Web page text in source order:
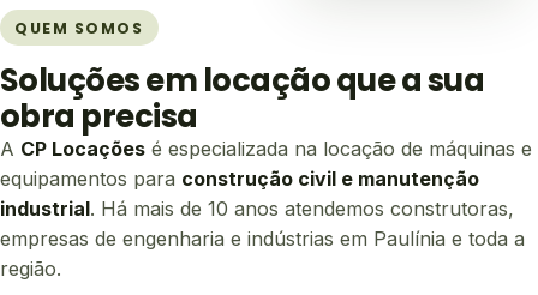
QUEM SOMOS
Soluções em locação que a sua
obra precisa
A CP Locações é especializada na locação de máquinas e
equipamentos para construção civil e manutenção
industrial. Há mais de 10 anos atendemos construtoras,
empresas de engenharia e indústrias em Paulínia e toda a
região.